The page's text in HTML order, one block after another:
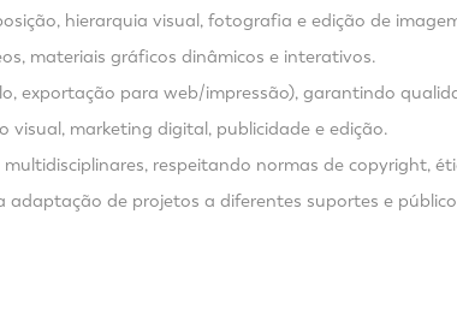
hierarquia visual, fotografia e edição de
materiais gráficos dinâmicos e interativos.
exportação para web/impressão), garantindo
marketing digital, publicidade e edição.
respeitando normas de copyright,
de projetos a diferentes suportes e